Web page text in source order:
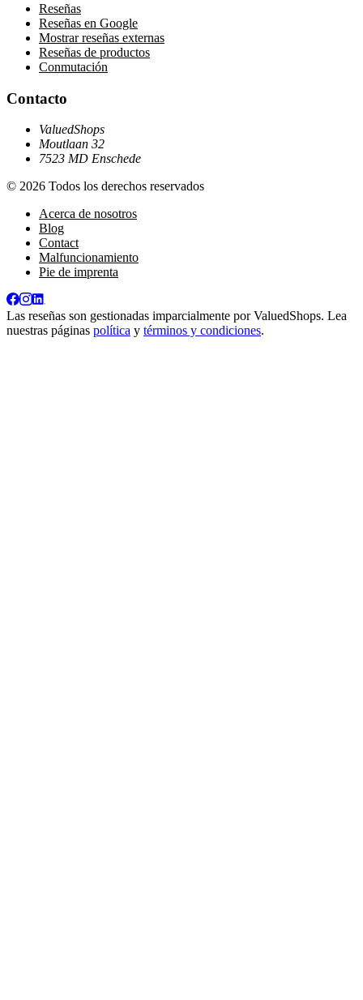
Reseñas
Reseñas en Google
Mostrar reseñas externas
Reseñas de productos
Conmutación
Contacto
ValuedShops
Moutlaan 32
7523 MD Enschede
© 2026 Todos los derechos reservados
Acerca de nosotros
Blog
Contact
Malfuncionamiento
Pie de imprenta
Las reseñas son gestionadas imparcialmente porValuedShops. Lea
nuestras páginas política y términos y condiciones.